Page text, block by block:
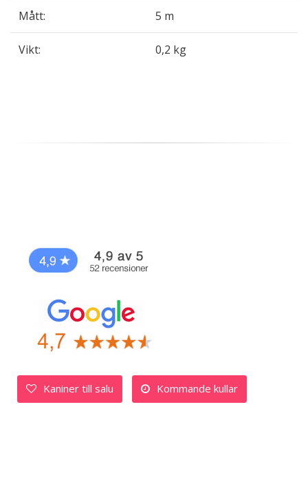
Mått: 5 m
Vikt: 0,2 kg
Kaniner till salu Kommande kullar